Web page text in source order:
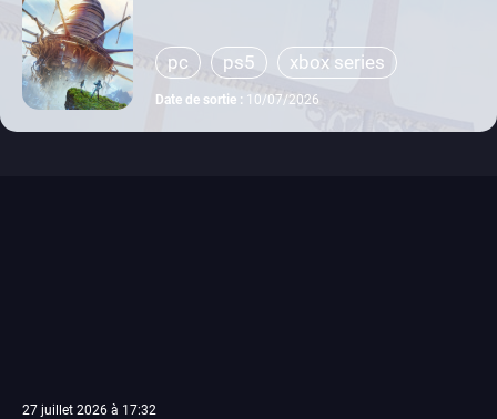
pc ps5 xbox series
Date de sortie : 10/07/2026
27 juillet 2026 à 17:32